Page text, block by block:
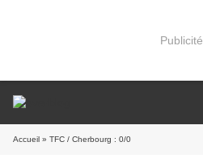
Publicité
Accueil » TFC / Cherbourg : 0/0